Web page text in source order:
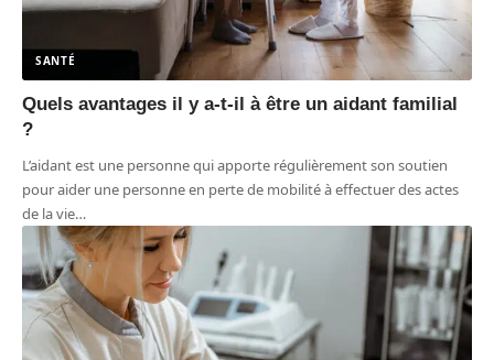
SANTÉ
Quels avantages il y a-t-il à être un aidant familial
?
L’aidant est une personne qui apporte régulièrement son soutien
pour aider une personne en perte de mobilité à effectuer des actes
de la vie…